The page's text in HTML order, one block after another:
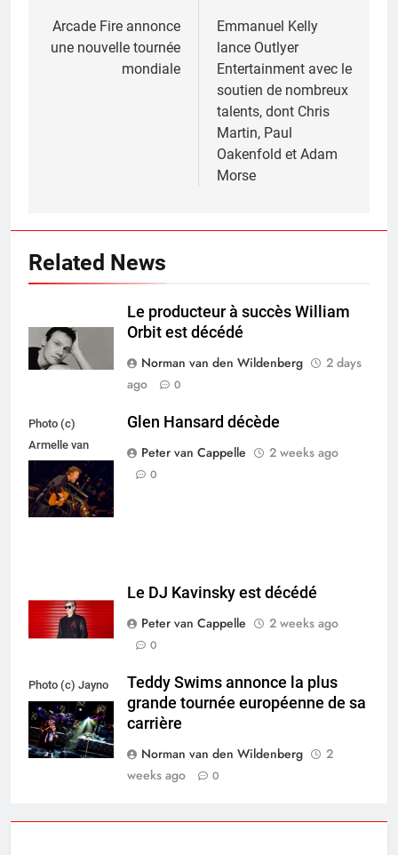
navigation
Arcade Fire annonce
une nouvelle tournée
mondiale
Emmanuel Kelly
lance Outlyer
Entertainment avec le
soutien de nombreux
talents, dont Chris
Martin, Paul
Oakenfold et Adam
Morse
Related News
Le producteur à succès William
Orbit est décédé
Norman van den Wildenberg
2 days
ago
0
Photo (c)
Armelle van
Helden,
Maxazine.nl
Glen Hansard décède
Peter van Cappelle
2 weeks ago
0
Le DJ Kavinsky est décédé
Peter van Cappelle
2 weeks ago
0
Photo (c) Jayno
Berkhoudt
Teddy Swims annonce la plus
grande tournée européenne de sa
carrière
Norman van den Wildenberg
2
weeks ago
0